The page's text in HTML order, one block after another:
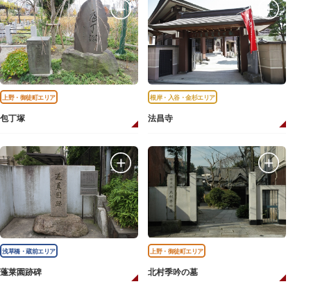
上野・御徒町エリア
包丁塚
根岸・入谷・金杉エリア
法昌寺
浅草橋・蔵前エリア
蓬莱園跡碑
上野・御徒町エリア
北村季吟の墓